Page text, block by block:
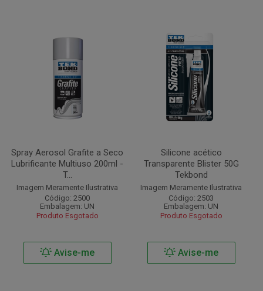
Spray Aerosol Grafite a Seco
Lubrificante Multiuso 200ml -
T...
Imagem Meramente Ilustrativa
Código: 2500
Embalagem: UN
Produto Esgotado
Avise-me
Silicone acético
Transparente Blister 50G
Tekbond
Imagem Meramente Ilustrativa
Código: 2503
Embalagem: UN
Produto Esgotado
Avise-me